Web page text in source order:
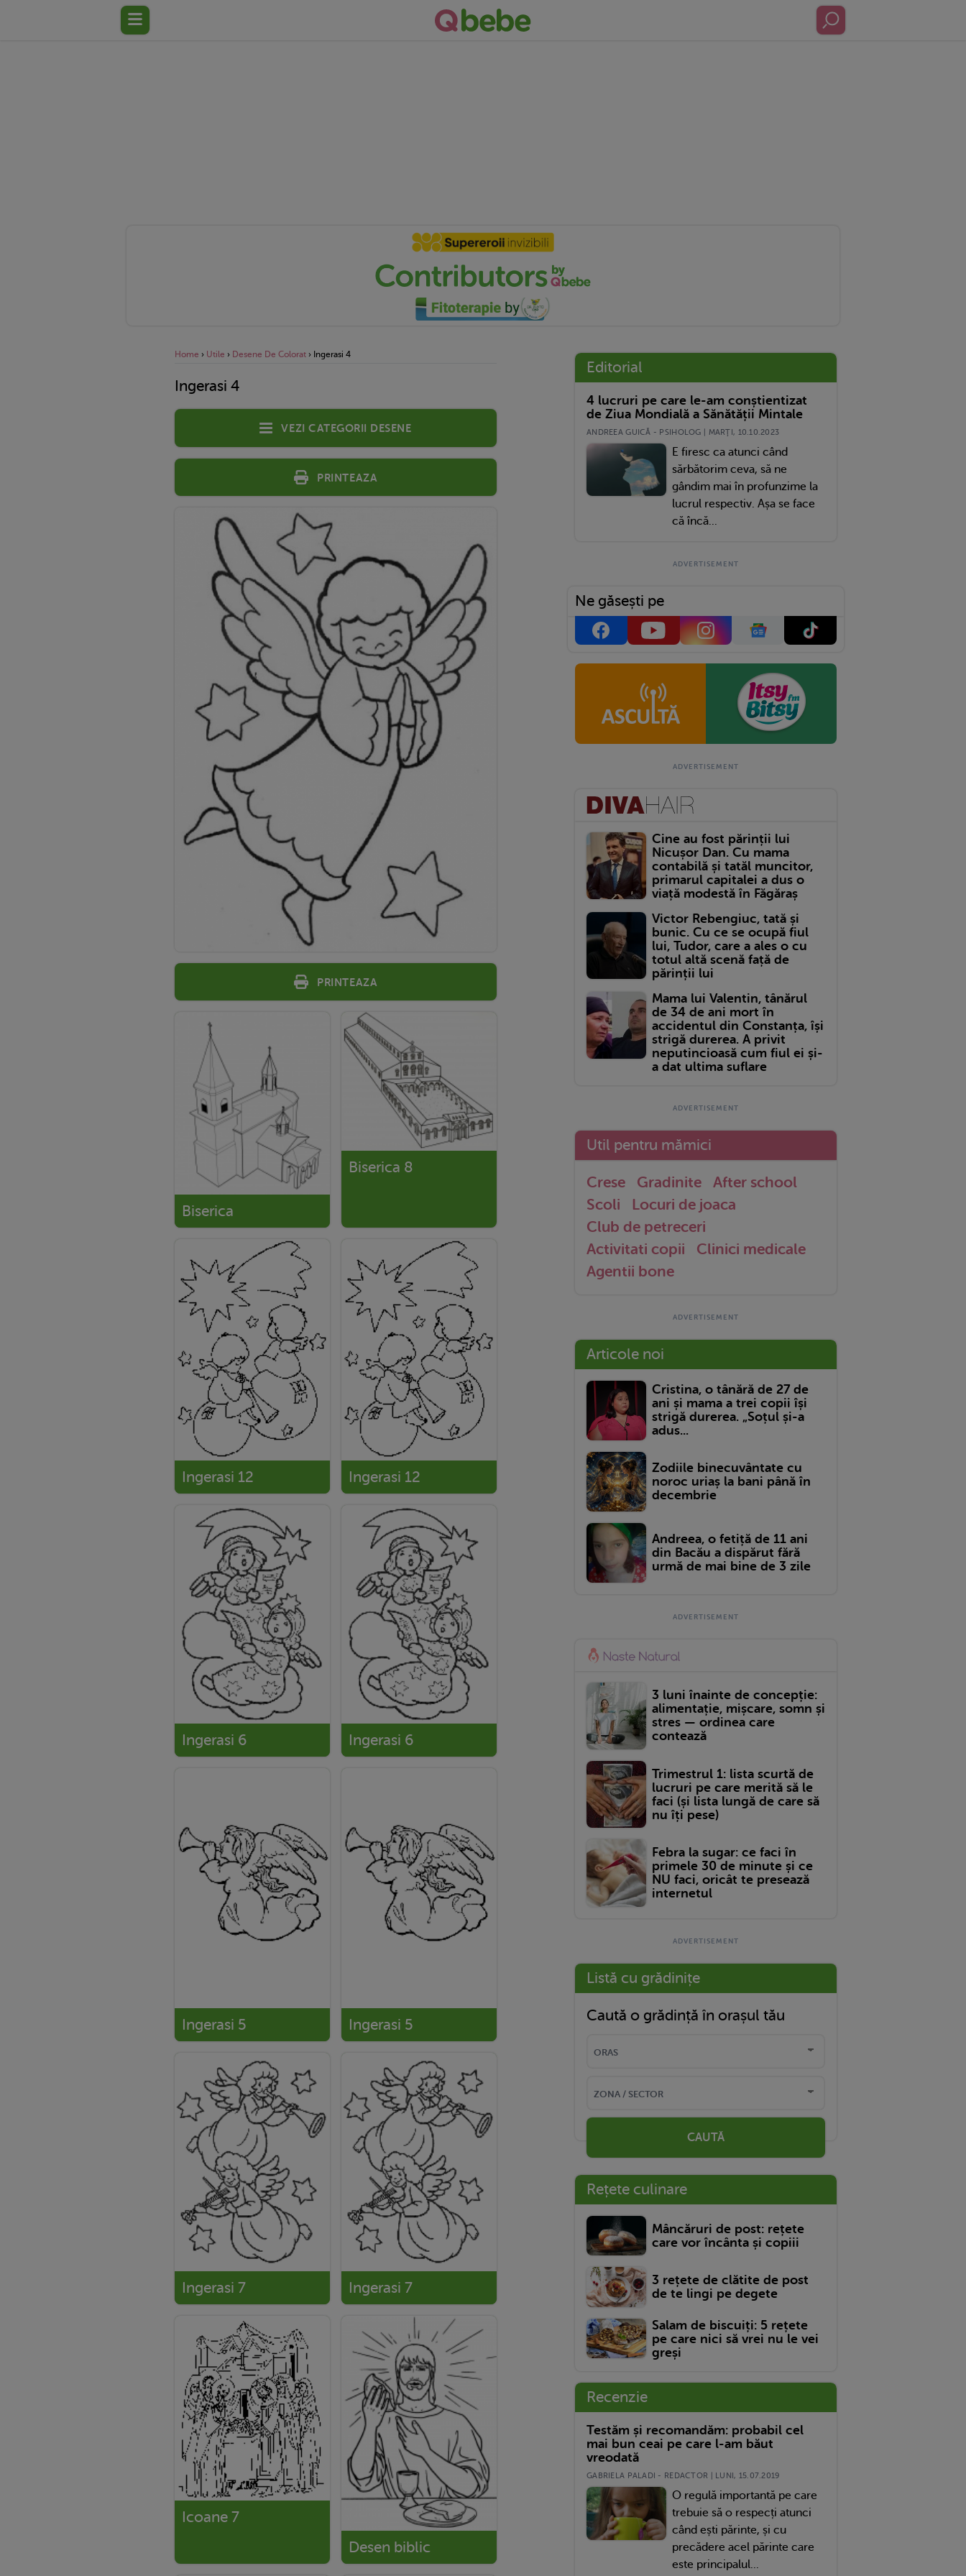
Home › Utile › Desene De Colorat › Ingerasi 4
Ingerasi 4
Vezi categorii desene
Printeaza
Printeaza
Biserica
Biserica 8
Ingerasi 12 Ingerasi 12
Ingerasi 6 Ingerasi 6
Ingerasi 5 Ingerasi 5
Ingerasi 7 Ingerasi 7
Icoane 7
Desen biblic
Editorial
4 lucruri pe care le-am conștientizat
de Ziua Mondială a Sănătății Mintale
ANDREEA GUICĂ - PSIHOLOG | MARŢI, 10.10.2023
E firesc ca atunci când
sărbătorim ceva, să ne
gândim mai în profunzime la
lucrul respectiv. Așa se face
că încă...
Ne găsești pe
Cine au fost părinții lui
Nicușor Dan. Cu mama
contabilă și tatăl muncitor,
primarul capitalei a dus o
viață modestă în Făgăraș
Victor Rebengiuc, tată și
bunic. Cu ce se ocupă fiul
lui, Tudor, care a ales o cu
totul altă scenă față de
părinții lui
Mama lui Valentin, tânărul
de 34 de ani mort în
accidentul din Constanța, își
strigă durerea. A privit
neputincioasă cum fiul ei și-
a dat ultima suflare
Util pentru mămici
Crese Gradinite
After school
Scoli
Locuri de joaca
Club de petreceri
Activitati copii
Clinici medicale
Agentii bone
Articole noi
Cristina, o tânără de 27 de
ani și mama a trei copii își
strigă durerea. „Soțul și-a
adus...
Zodiile binecuvântate cu
noroc uriaș la bani până în
decembrie
Andreea, o fetiță de 11 ani
din Bacău a dispărut fără
urmă de mai bine de 3 zile
3 luni înainte de concepție:
alimentație, mișcare, somn și
stres — ordinea care
contează
Trimestrul 1: lista scurtă de
lucruri pe care merită să le
faci (și lista lungă de care să
nu îți pese)
Febra la sugar: ce faci în
primele 30 de minute și ce
NU faci, oricât te presează
internetul
Listă cu grădinițe
Caută o grădință în orașul tău
CAUTĂ
Rețete culinare
Mâncăruri de post: rețete
care vor încânta și copiii
3 rețete de clătite de post
de te lingi pe degete
Salam de biscuiți: 5 rețete
pe care nici să vrei nu le vei
greși
Recenzie
Testăm și recomandăm: probabil cel
mai bun ceai pe care l-am băut
vreodată
GABRIELA PALADI - REDACTOR | LUNI, 15.07.2019
O regulă importantă pe care
trebuie să o respecți atunci
când ești părinte, și cu
precădere acel părinte care
este principalul...